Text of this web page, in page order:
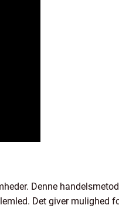
Denne
Det giver mulighed